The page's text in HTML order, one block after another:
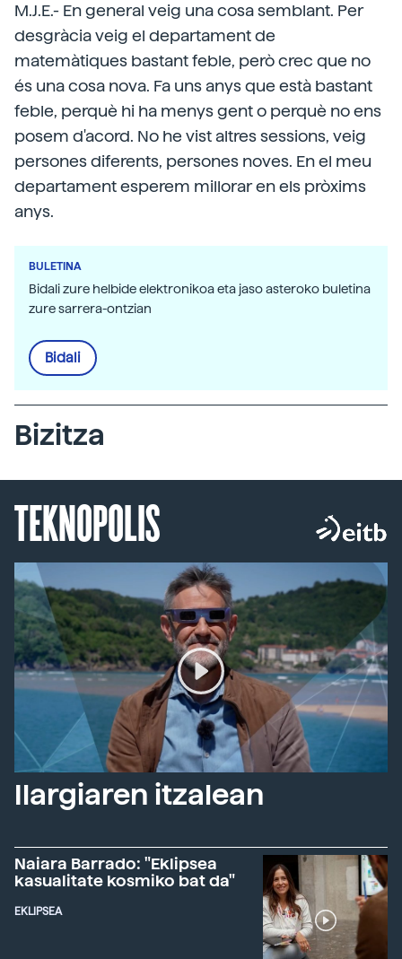
M.J.E.- En general veig una cosa semblant. Per
desgràcia veig el departament de
matemàtiques bastant feble, però crec que no
és una cosa nova. Fa uns anys que està bastant
feble, perquè hi ha menys gent o perquè no ens
posem d'acord. No he vist altres sessions, veig
persones diferents, persones noves. En el meu
departament esperem millorar en els pròxims
anys.
BULETINA
Bidali zure helbide elektronikoa eta jaso asteroko buletina
zure sarrera-ontzian
Bidali
Bizitza
TEKNOPOLIS
Ilargiaren itzalean
Naiara Barrado: "Eklipsea
kasualitate kosmiko bat da"
EKLIPSEA